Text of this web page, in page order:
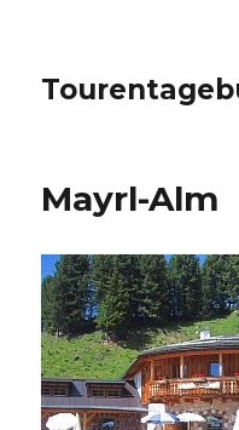
Mayrl-Alm